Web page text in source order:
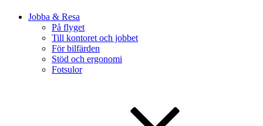
Jobba & Resa
På flyget
Till kontoret och jobbet
För bilfärden
Stöd och ergonomi
Fotsulor